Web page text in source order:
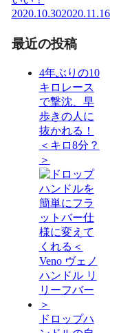
2020.10.302020.11.16
最近の投稿
4年ぶりの10
キロレース
で撃沈、早
歩きの人に
抜かれる！
＜キロ8分？
＞
ドロップハ